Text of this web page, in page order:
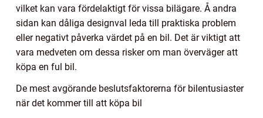
vilket kan vara fördelaktigt för vissa bilägare. Å andra
sidan kan dåliga designval leda till praktiska problem
eller negativt påverka värdet på en bil. Det är viktigt att
vara medveten om dessa risker om man överväger att
köpa en ful bil.
De mest avgörande beslutsfaktorerna för bilentusiaster
när det kommer till att köpa bil